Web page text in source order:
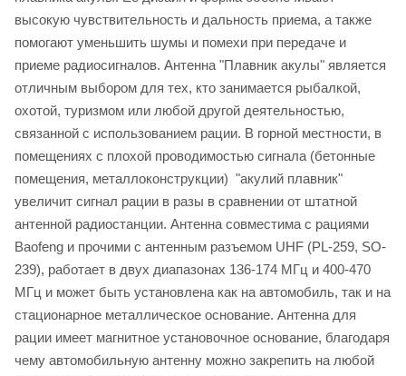
высокую чувствительность и дальность приема, а также
помогают уменьшить шумы и помехи при передаче и
приеме радиосигналов. Антенна "Плавник акулы" является
отличным выбором для тех, кто занимается рыбалкой,
охотой, туризмом или любой другой деятельностью,
связанной с использованием рации. В горной местности, в
помещениях с плохой проводимостью сигнала (бетонные
помещения, металлоконструкции) "акулий плавник"
увеличит сигнал рации в разы в сравнении от штатной
антенной радиостанции. Антенна совместима с рациями
Baofeng и прочими с антенным разъемом UHF (PL-259, SO-
239), работает в двух диапазонах 136-174 МГц и 400-470
МГц и может быть установлена как на автомобиль, так и на
стационарное металлическое основание. Антенна для
рации имеет магнитное установочное основание, благодаря
чему автомобильную антенну можно закрепить на любой